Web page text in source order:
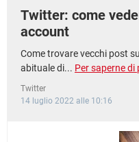
Twitter: come
account
Come trovare vecchi post
abituale di... Per saperne di
Twitter
14 luglio 2022 alle 10:16